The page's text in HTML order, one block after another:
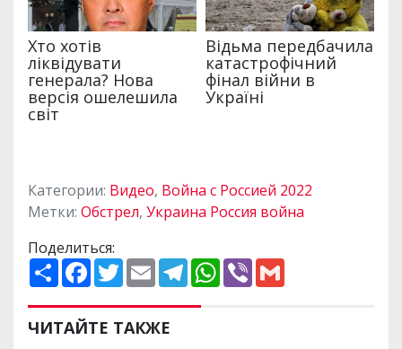
Категории: Видео, Война с Россией 2022
Метки: Обстрел, Украина Россия война
Поделиться:
П
о
и
р
и
F
a
e
b
o
T
w
t
t
e
E
m
i
l
T
e
e
W
h
V
ЧИТАЙТЕ ТАКЖЕ